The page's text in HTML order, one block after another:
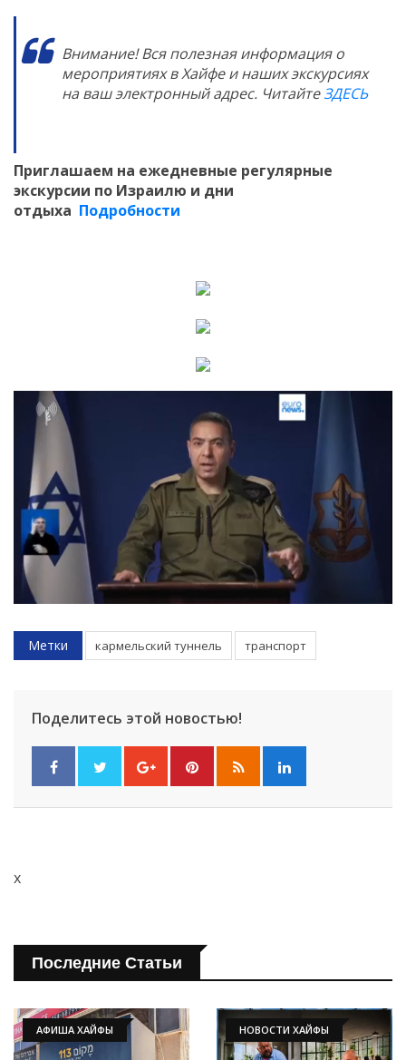
Внимание! Вся полезная информация о
мероприятиях в Хайфе и наших экскурсиях
на ваш электронный адрес. ЧитайтеЗДЕСЬ
Приглашаем на ежедневные регулярные
экскурсии по Израилю и дни
отдыха Подробности
Метки кармельский туннель транспорт
Поделитесь этой новостью!
x
Последние Статьи
АФИША ХАЙФЫ НОВОСТИ ХАЙФЫ